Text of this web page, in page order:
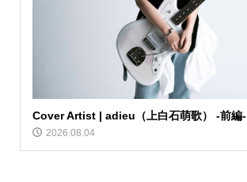
Cover Artist | adieu（上白石萌歌） -前編-
2026.08.04